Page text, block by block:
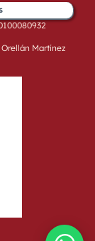
Martínez